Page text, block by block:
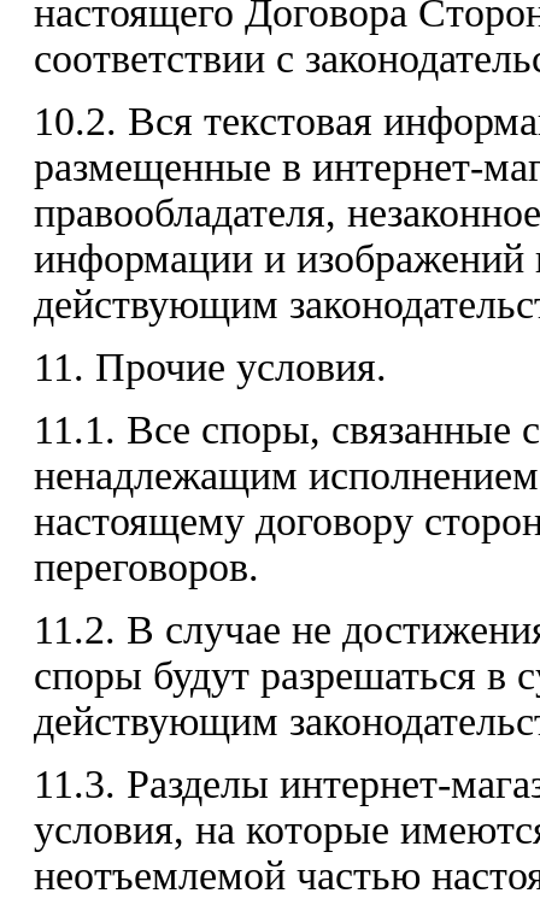
настоящего Договора
соответствии с
10.2. Вся текстовая
размещенные в интернет-
правообладателя,
информации и изображений
действующим
11. Прочие условия.
11.1. Все споры, связанные
ненадлежащим исполнением
настоящему договору
переговоров.
11.2. В случае не
споры будут разрешаться в
действующим
11.3. Разделы интернет-
условия, на которые
неотъемлемой частью